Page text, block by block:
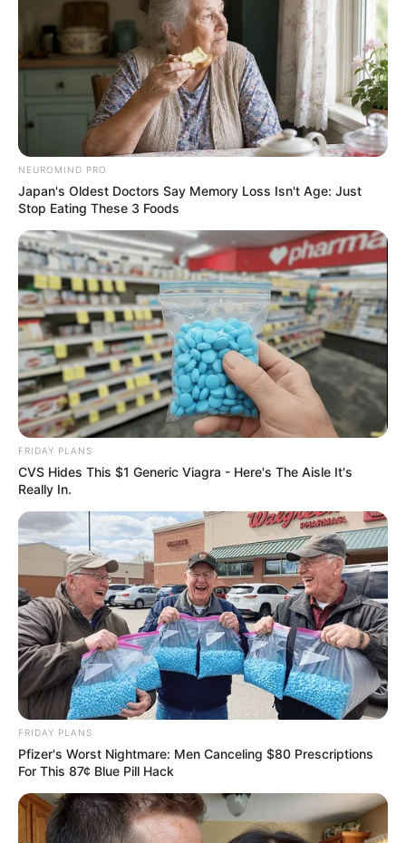
เคล็ดลับ เสริมดวง ให้ค้าขายราบรื่นสวนทางเศรษฐกิจซบเซาให้ทำ
ตามนี้
24 ก.ค. 2019
รวม หินมงคล ที่ช่วย เสริมดวงการงาน เสริมดวงการเงิน เสริมดวง
ความรัก โดยอ.อ้าย
3 พ.ย. 2019
9 ความเชื่อ เกี่ยวกับ ฤกษ์แต่งงาน ไม่ใช่แค่ดูวันมงคลแล้วจะดีนะ!
19 มิ.ย. 2019
NEUROMIND PRO
Japan's Oldest Doctors Say Memory Loss Isn't Age: Just
Stop Eating These 3 Foods
FRIDAY PLANS
CVS Hides This $1 Generic Viagra - Here's The Aisle It's
Really In.
FRIDAY PLANS
Pfizer's Worst Nightmare: Men Canceling $80 Prescriptions
For This 87¢ Blue Pill Hack